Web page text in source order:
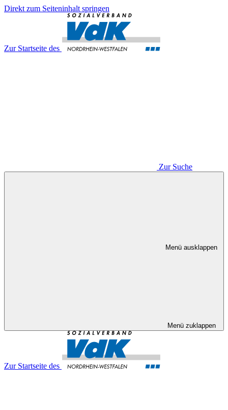
Direkt zum Seiteninhalt springen
Zur Startseite des
Zur Suche
Menü ausklappen
Menü zuklappen
Zur Startseite des